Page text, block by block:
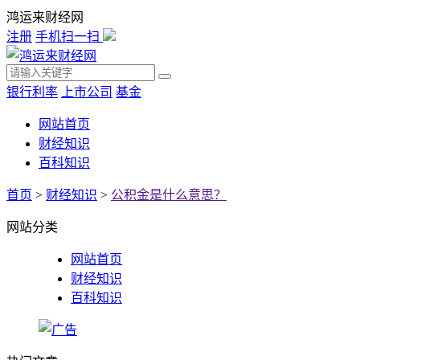
鸿运来财经网
注册 手机扫一扫
银行利率 上市公司 基金
网站首页
财经知识
百科知识
首页 > 财经知识 > 公积金是什么意思？
网站分类
网站首页
财经知识
百科知识